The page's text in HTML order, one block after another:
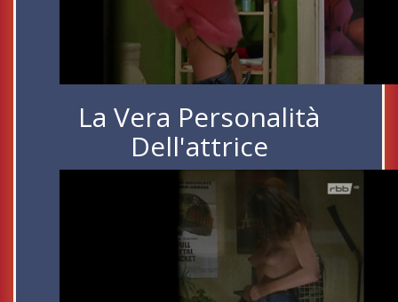
La Vera Personalità
Dell'attrice